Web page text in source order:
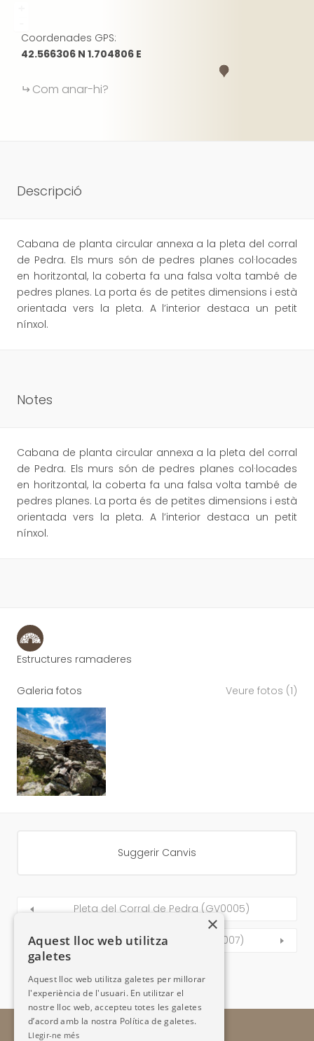
Coordenades GPS:
42.566306 N 1.704806 E
Com anar-hi?
Descripció
Cabana de planta circular annexa a la pleta del corral
de Pedra. Els murs són de pedres planes col·locades
en horitzontal, la coberta fa una falsa volta també de
pedres planes. La porta és de petites dimensions i està
orientada vers la pleta. A l’interior destaca un petit
nínxol.
Notes
Cabana de planta circular annexa a la pleta del corral
de Pedra. Els murs són de pedres planes col·locades
en horitzontal, la coberta fa una falsa volta també de
pedres planes. La porta és de petites dimensions i està
orientada vers la pleta. A l’interior destaca un petit
nínxol.
Estructures ramaderes
Galeria fotos Veure fotos (1)
Suggerir Canvis
Pleta del Corral de Pedra (GV0005)
Cabana de l’Orri de Rusca (GV0007)
×
Aquest lloc web utilitza
galetes
Aquest lloc web utilitza galetes per millorar
l'experiència de l'usuari. En utilitzar el
nostre lloc web, accepteu totes les galetes
d’acord amb la nostra Política de galetes.
Llegir-ne més